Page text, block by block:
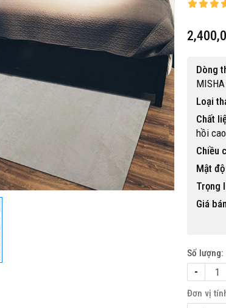
Dòng
MISHA
Loại
Chất
hồi
Chiều
Mật
Trọng
Giá
Số lượng:
-
Đơn vị